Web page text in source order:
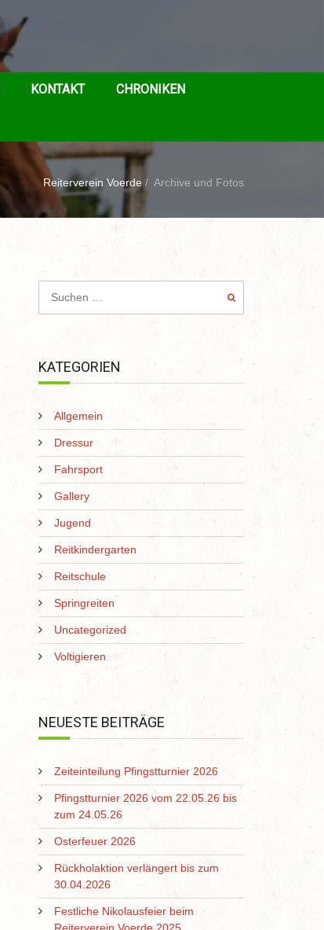
KONTAKT CHRONIKEN
Reiterverein Voerde / Archive und Fotos
KATEGORIEN
Allgemein
Dressur
Fahrsport
Gallery
Jugend
Reitkindergarten
Reitschule
Springreiten
Uncategorized
Voltigieren
NEUESTE BEITRÄGE
Zeiteinteilung Pfingstturnier 2026
Pfingstturnier 2026 vom 22.05.26 bis
zum 24.05.26
Osterfeuer 2026
Rückholaktion verlängert bis zum
30.04.2026
Festliche Nikolausfeier beim